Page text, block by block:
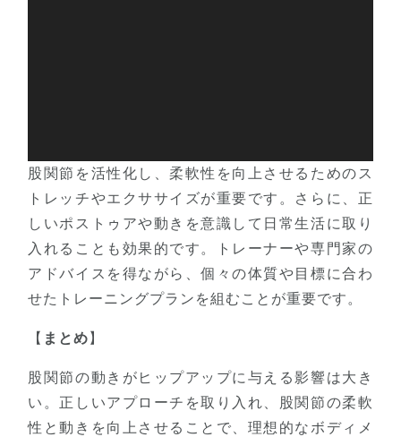
股関節を活性化し、柔軟性を向上させるためのス
トレッチやエクササイズが重要です。さらに、正
しいポストゥアや動きを意識して日常生活に取り
入れることも効果的です。トレーナーや専門家の
アドバイスを得ながら、個々の体質や目標に合わ
せたトレーニングプランを組むことが重要です。
【 まとめ 】
股関節の動きがヒップアップに与える影響は大き
い。正しいアプローチを取り入れ、股関節の柔軟
性と動きを向上させることで、理想的なボディメ